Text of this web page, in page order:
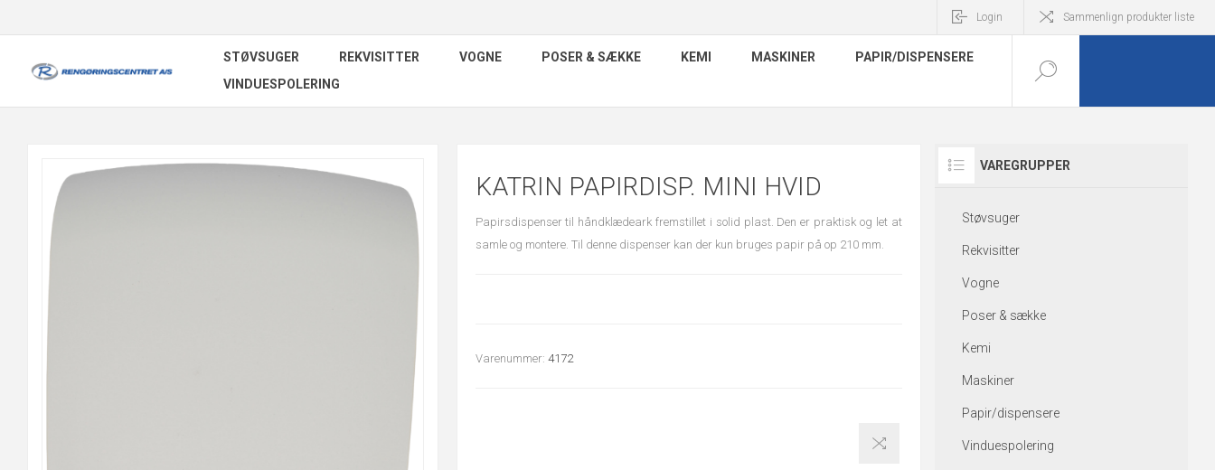
Login Sammenlign produkter liste
STØVSUGER REKVISITTER VOGNE POSER & SÆKKE KEMI MASKINER
PAPIR/DISPENSERE
VINDUESPOLERING
KATRIN PAPIRDISP. MINI HVID
Papirsdispenser til håndklædeark fremstillet i solid plast. Den er praktisk og let at
samle og montere. Til denne dispenser kan der kun bruges papir på op 210 mm.
Varenummer: 4172
VAREGRUPPER
Støvsuger
Rekvisitter
Vogne
Poser & sække
Kemi
Maskiner
Papir/dispensere
Vinduespolering